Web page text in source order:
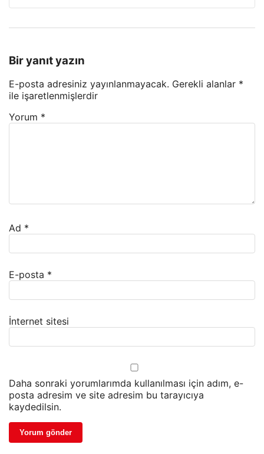
Bir yanıt yazın
E-posta adresiniz yayınlanmayacak. Gerekli alanlar *
ile işaretlenmişlerdir
Yorum *
Ad *
E-posta *
İnternet sitesi
Daha sonraki yorumlarımda kullanılması için adım, e-
posta adresim ve site adresim bu tarayıcıya
kaydedilsin.